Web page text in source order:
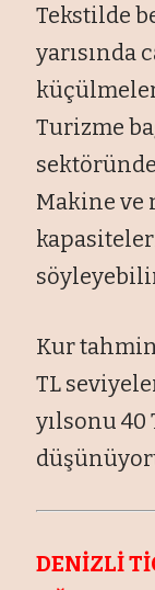
Tekstilde
yarısında
Turizme
Makine ve
Kur
TL
yılsonu 40
DENİZLİ